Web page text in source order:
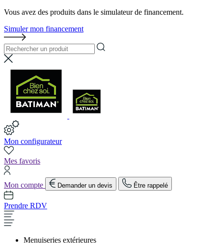
Vous avez des produits dans le simulateur de financement.
Simuler mon financement
Mon configurateur
Mes favoris
Mon compte Demander un devis Être rappelé
Prendre RDV
Menuiseries extérieures